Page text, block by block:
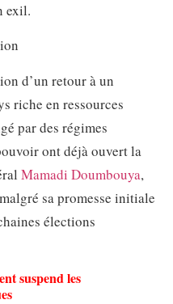
exil.
d’un retour à un
riche en ressources
par des régimes
ont déjà ouvert la
Mamadi Doumbouya,
sa promesse initiale
élections
suspend les